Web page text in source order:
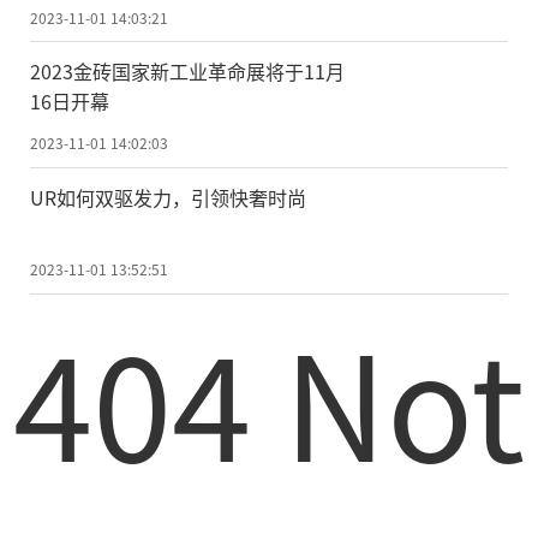
2023-11-01 14:03:21
2023金砖国家新工业革命展将于11月
16日开幕
2023-11-01 14:02:03
UR如何双驱发力，引领快奢时尚
2023-11-01 13:52:51
404 Not